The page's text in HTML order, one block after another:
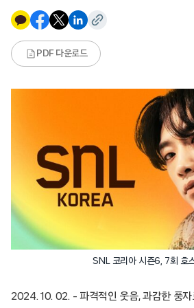
PDF 다운로드
SNL 코리아 시즌6, 7회 호
2024. 10. 02. – 파격적인 웃음, 과감한 풍